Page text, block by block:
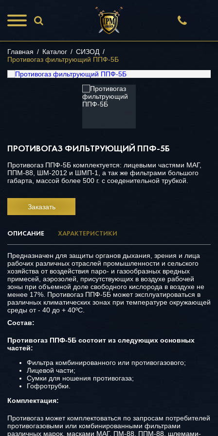
Главная / Каталог / СИЗОД /
Противогаз фильтрующий ППФ-5Б
ПРОТИВОГАЗ ФИЛЬТРУЮЩИЙ ППФ-5Б
Противогаз ППФ-5Б комплектуется: лицевыми частями МАГ,
ППМ-88, ШМ-2012 и ШМП-1, а так же фильтрами большого
габарта, массой более 500 г. с соеденительной трубкой.
Заказать
ОПИСАНИЕ ХАРАКТЕРИСТИКИ
Предназначен для защиты органов дыхания, зрения и лица
рабочих различных отраслей промышленности и сельского
хозяйства от воздействия паро- и газообразных вредных
примесей, аэрозолей, присутствующих в воздухе рабочей
зоны при объемной доле свободного кислорода в воздухе не
менее 17%. Противогаз ППФ-5Б может эксплуатироваться в
различных климатических зонах при температуре окружающей
среды от - 40 до + 40ºС.
Состав:
Противогаз ППФ-5Б состоит из следующих основных
частей:
Фильтра комбинированного или противогазового;
Лицевой части;
Сумки для ношения противогаза;
Гофротрубки.
Комплектация:
Противогаз может комплектоваться по запросам потребителей
противогазовыми или комбинированными фильтрами
различных марок, масками МАГ, ПМ-88, ППМ-88, шлемами-